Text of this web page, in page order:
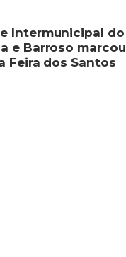
Intermunicipal do
e Barroso marcou
Feira dos Santos